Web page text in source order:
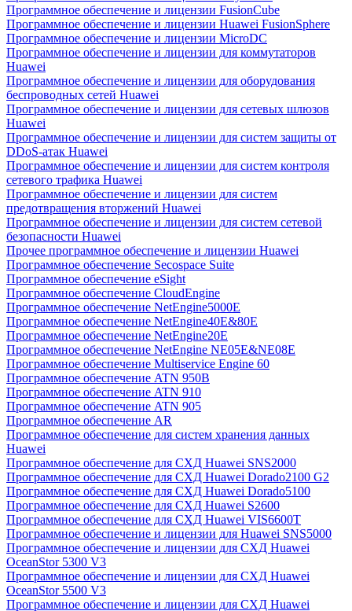
Программное обеспечение и лицензии FusionCube
Программное обеспечение и лицензии Huawei FusionSphere
Программное обеспечение и лицензии MicroDC
Программное обеспечение и лицензии для коммутаторов
Huawei
Программное обеспечение и лицензии для оборудования
беспроводных сетей Huawei
Программное обеспечение и лицензии для сетевых шлюзов
Huawei
Программное обеспечение и лицензии для систем защиты от
DDoS-атак Huawei
Программное обеспечение и лицензии для систем контроля
сетевого трафика Huawei
Программное обеспечение и лицензии для систем
предотвращения вторжений Huawei
Программное обеспечение и лицензии для систем сетевой
безопасности Huawei
Прочее программное обеспечение и лицензии Huawei
Программное обеспечение Secospace Suite
Программное обеспечение eSight
Программное обеспечение CloudEngine
Программное обеспечение NetEngine5000E
Программное обеспечение NetEngine40E&80E
Программное обеспечение NetEngine20E
Программное обеспечение NetEngine NE05E&NE08E
Программное обеспечение Multiservice Engine 60
Программное обеспечение ATN 950B
Программное обеспечение ATN 910
Программное обеспечение ATN 905
Программное обеспечение AR
Программное обеспечение для систем хранения данных
Huawei
Программное обеспечение для СХД Huawei SNS2000
Программное обеспечение для СХД Huawei Dorado2100 G2
Программное обеспечение для СХД Huawei Dorado5100
Программное обеспечение для СХД Huawei S2600
Программное обеспечение для СХД Huawei VIS6600T
Программное обеспечение и лицензии для Huawei SNS5000
Программное обеспечение и лицензии для СХД Huawei
OceanStor 5300 V3
Программное обеспечение и лицензии для СХД Huawei
OceanStor 5500 V3
Программное обеспечение и лицензии для СХД Huawei